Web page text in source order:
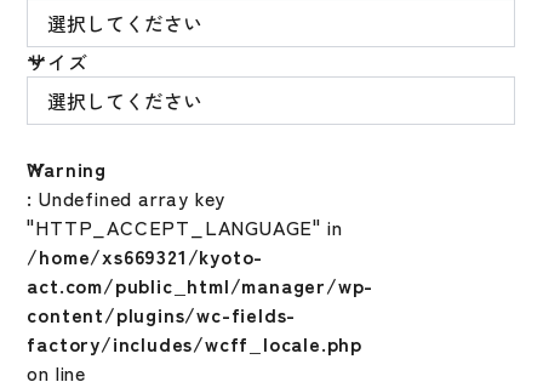
サイズ
Warning
: Undefined array key
"HTTP_ACCEPT_LANGUAGE" in
/home/xs669321/kyoto-
act.com/public_html/manager/wp-
content/plugins/wc-fields-
factory/includes/wcff_locale.php
on line